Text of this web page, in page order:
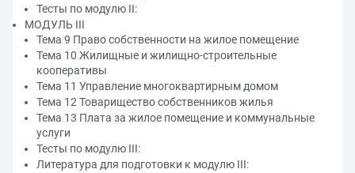
Тесты по модулю II:
МОДУЛЬ III
Тема 9 Право собственности на жилое помещение
Тема 10 Жилищные и жилищно-строительные
кооперативы
Тема 11 Управление многоквартирным домом
Тема 12 Товарищество собственников жилья
Тема 13 Плата за жилое помещение и коммунальные
услуги
Тесты по модулю III:
Литература для подготовки к модулю III: